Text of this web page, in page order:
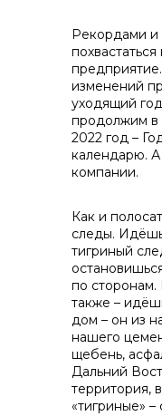
Рекордами
изменений
уходящий
продолжим в
2022 год –
календарю. А
компании.
Как и
следы.
тигриный
по
также –
дом – он из
нашего
щебень,
Дальний
территория,
«тигриные» –